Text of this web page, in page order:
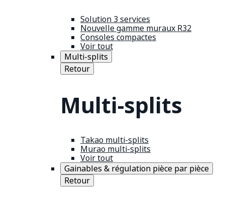
Solution 3 services
Nouvelle gamme muraux R32
Consoles compactes
Voir tout
Multi-splits
Retour
Multi-splits
Takao multi-splits
Murao multi-splits
Voir tout
Gainables & régulation pièce par pièce
Retour